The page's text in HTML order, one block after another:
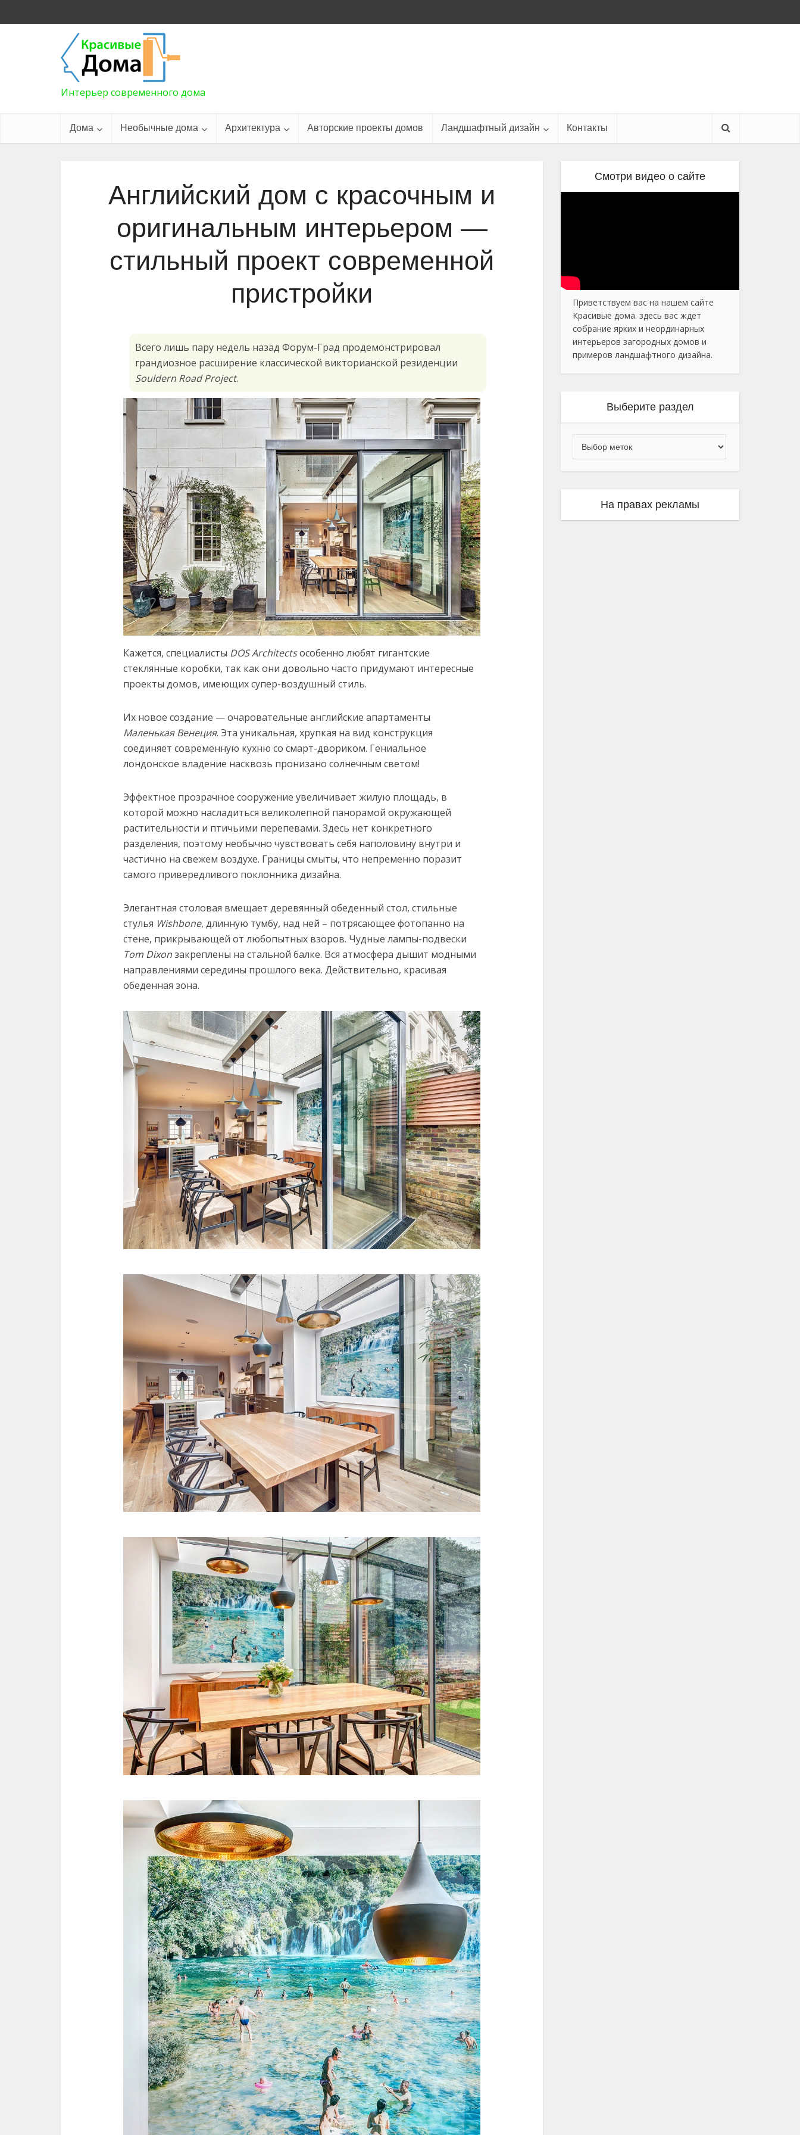
Интерьер современного дома
Дома Необычные дома Архитектура Авторские проекты домов Ландшафтный дизайн Контакты
Английский дом с красочным и
оригинальным интерьером —
стильный проект современной
пристройки
Всего лишь пару недель назад Форум-Град продемонстрировал
грандиозное расширение классической викторианской резиденции
Souldern Road Project.
Кажется, специалисты DOS Architectsособенно любят гигантские
стеклянные коробки, так как они довольно часто придумают интересные
проекты домов, имеющих супер-воздушный стиль.
Их новое создание — очаровательные английские апартаменты
Маленькая Венеция. Эта уникальная, хрупкая на вид конструкция
соединяет современную кухню со смарт-двориком. Гениальное
лондонское владение насквозь пронизано солнечным светом!
Эффектное прозрачное сооружение увеличивает жилую площадь, в
которой можно насладиться великолепной панорамой окружающей
растительности и птичьими перепевами. Здесь нет конкретного
разделения, поэтому необычно чувствовать себя наполовину внутри и
частично на свежем воздухе. Границы смыты, что непременно поразит
самого привередливого поклонника дизайна.
Элегантная столовая вмещает деревянный обеденный стол, стильные
стулья Wishbone, длинную тумбу, над ней – потрясающее фотопанно на
стене, прикрывающей от любопытных взоров. Чудные лампы-подвески
Tom Dixonзакреплены на стальной балке. Вся атмосфера дышит модными
направлениями середины прошлого века. Действительно, красивая
обеденная зона.
Смотри видео о сайте
Приветствуем вас на нашем сайте
Красивые дома. здесь вас ждет
собрание ярких и неординарных
интерьеров загородных домов и
примеров ландшафтного дизайна.
Выберите раздел
На правах рекламы